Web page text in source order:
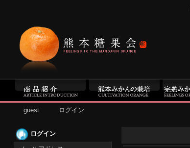
guest ログイン
ログイン